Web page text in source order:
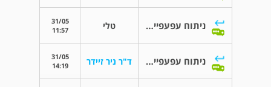
ניתוח עפעפיים עליונים ותחתונים טלי
31/05
11:57
ניתוח עפעפיים עליונים ותחתונים ד"ר ניר זיידר
31/05
14:19